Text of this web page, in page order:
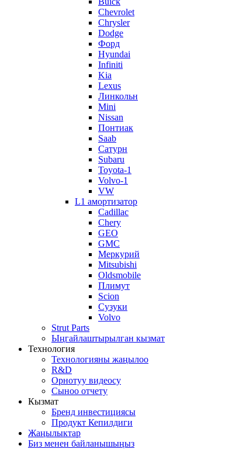
Chevrolet
Chrysler
Dodge
Форд
Hyundai
Infiniti
Kia
Lexus
Линкольн
Mini
Nissan
Понтиак
Saab
Сатурн
Subaru
Toyota-1
Volvo-1
VW
L1 амортизатор
Cadillac
Chery
GEO
GMC
Меркурий
Mitsubishi
Oldsmobile
Плимут
Scion
Сузуки
Volvo
Strut Parts
Ыңгайлаштырылган кызмат
Технология
Технологияны жаңылоо
R&D
Орнотуу видеосу
Сыноо отчету
Кызмат
Бренд инвестициясы
Продукт Кепилдиги
Жаңылыктар
Биз менен байланышыңыз